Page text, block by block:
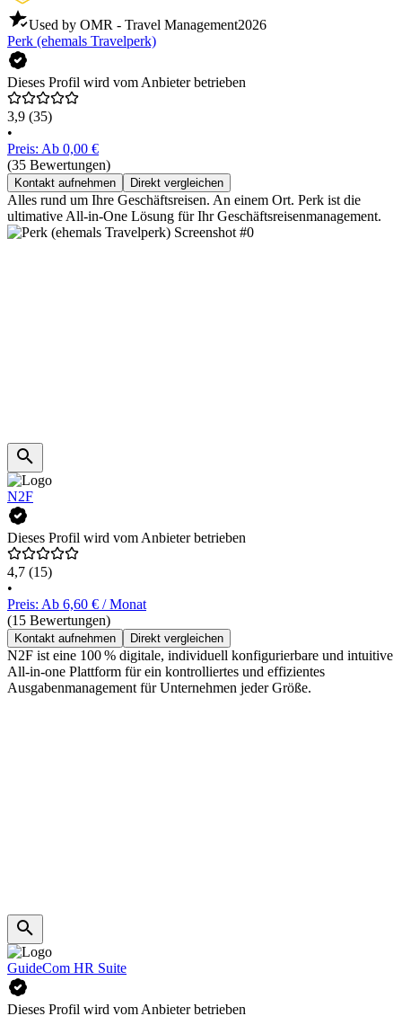
Used by OMR - Travel Management2026
Perk (ehemals Travelperk)
Dieses Profil wird vom Anbieter betrieben
3,9 (35)
•
Preis: Ab 0,00 €
(35 Bewertungen)
Kontakt aufnehmen Direkt vergleichen
Alles rund um Ihre Geschäftsreisen. An einem Ort. Perk ist die
ultimative All-in-One Lösung für Ihr Geschäftsreisenmanagement.
N2F
Dieses Profil wird vom Anbieter betrieben
4,7 (15)
•
Preis: Ab 6,60 € / Monat
(15 Bewertungen)
Kontakt aufnehmen Direkt vergleichen
N2F ist eine 100 % digitale, individuell konfigurierbare und intuitive
All-in-one Plattform für ein kontrolliertes und effizientes
Ausgabenmanagement für Unternehmen jeder Größe.
GuideCom HR Suite
Dieses Profil wird vom Anbieter betrieben